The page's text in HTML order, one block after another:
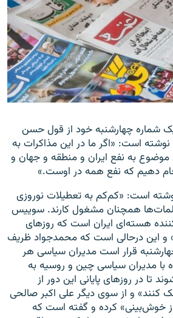
یک شماره چهارشنبه خود از قول حسن
است: «اگر ما در این مذاکرات به
موضوع به نفع ایران و منطقه و جهان و
است: «کم‌کم به تعطیلات نوروزی
همچنان مشغول کارند. سوییس
هسته‌ای ایران است که روزهای
و این درحالی است که محمدجواد ظریف
قرار است مدیران سیاسی هر
با مدیران سیاسی چین و روسیه به
تا در روزهای پایانی این دور از
کنند» و از سوی دیگر علی اکبر صالحی
خوش‌بینی» کرده و گفته است که